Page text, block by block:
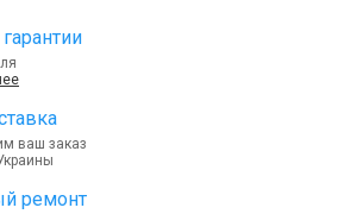
ваш заказ
ремонт